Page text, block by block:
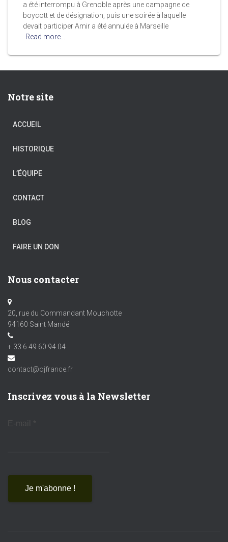
a été interrompu à Grenoble après une campagne de
boycott et de désignation, puis une soirée à laquelle
devait participer Amir a été annulée à Marseille
Read more…
Notre site
ACCUEIL
HISTORIQUE
L’ÉQUIPE
CONTACT
BLOG
FAIRE UN DON
Nous contacter
20, rue du Commandant Mouchotte
94160 Saint Mandé
+ 33 6 49 60 94 04
contact@ojfrance.fr
Inscrivez vous à la Newsletter
E-mail *